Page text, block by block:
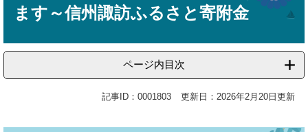
ます～信州諏訪ふるさと寄附金
ページ内目次
記事ID：0001803 更新日：2026年2月20日更新